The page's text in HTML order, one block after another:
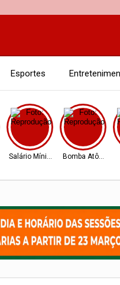
Esportes
Salário Mínimo Bomba Atômica